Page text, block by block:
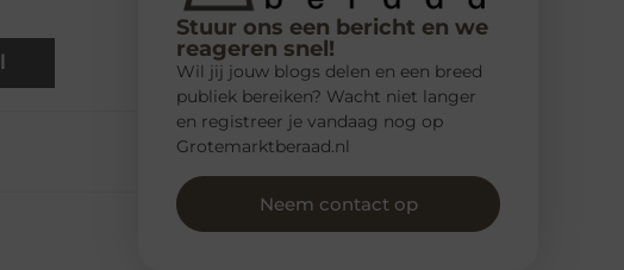
Stuur ons een bericht en we
reageren snel!
Wil jij jouw blogs delen en een breed
publiek bereiken? Wacht niet langer
en registreer je vandaag nog op
Grotemarktberaad.nl
Neem contact op